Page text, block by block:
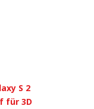
S 2
für 3D